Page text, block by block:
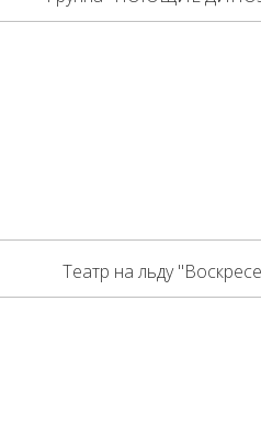
Театр на льду